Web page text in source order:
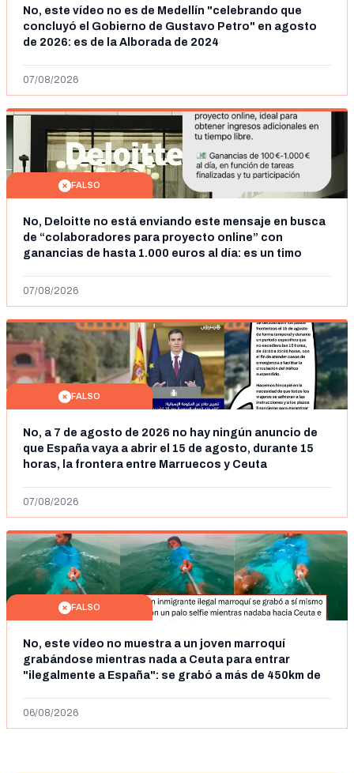
No, este vídeo no es de Medellín "celebrando que
concluyó el Gobierno de Gustavo Petro" en agosto
de 2026: es de la Alborada de 2024
07/08/2026
FALSO
No, Deloitte no está enviando este mensaje en busca
de “colaboradores para proyecto online” con
ganancias de hasta 1.000 euros al día: es un timo
07/08/2026
FALSO
No, a 7 de agosto de 2026 no hay ningún anuncio de
que España vaya a abrir el 15 de agosto, durante 15
horas, la frontera entre Marruecos y Ceuta
07/08/2026
FALSO
No, este vídeo no muestra a un joven marroquí
grabándose mientras nada a Ceuta para entrar
"ilegalmente a España": se grabó a más de 450km de
06/08/2026